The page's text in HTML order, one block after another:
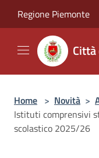
Regione Piemonte
Città
Home > Novità >
Istituti comprensivi
scolastico 2025/26